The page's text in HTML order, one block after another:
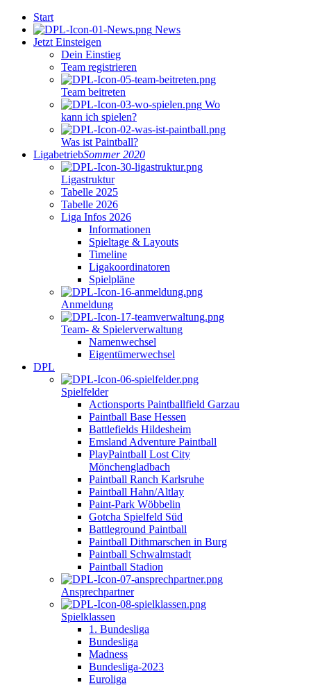
Start
News
Jetzt Einsteigen
Dein Einstieg
Team registrieren
Team beitreten
Wo
kann ich spielen?
Was ist Paintball?
LigabetriebSommer 2020
Ligastruktur
Tabelle 2025
Tabelle 2026
Liga Infos 2026
Informationen
Spieltage & Layouts
Timeline
Ligakoordinatoren
Spielpläne
Anmeldung
Team- & Spielerverwaltung
Namenwechsel
Eigentümerwechsel
DPL
Spielfelder
Actionsports Paintballfield Garzau
Paintball Base Hessen
Battlefields Hildesheim
Emsland Adventure Paintball
PlayPaintball Lost City
Mönchengladbach
Paintball Ranch Karlsruhe
Paintball Hahn/Altlay
Paint-Park Wöbbelin
Gotcha Spielfeld Süd
Battleground Paintball
Paintball Dithmarschen in Burg
Paintball Schwalmstadt
Paintball Stadion
Ansprechpartner
Spielklassen
1. Bundesliga
Bundesliga
Madness
Bundesliga-2023
Euroliga